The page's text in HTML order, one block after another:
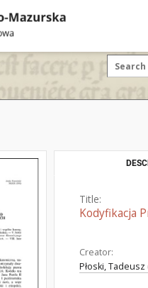
Title:
Kodyfikacja
Creator:
Płoski, Tadeusz